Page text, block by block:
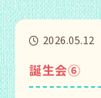
2026.05.12
誕生会⑥